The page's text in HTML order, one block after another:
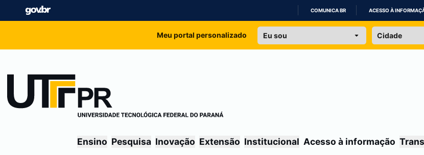
IR
COMUNICA BR ACESSO À
Meu portal personalizado
Ensino Pesquisa Inovação Extensão Institucional Acesso à informação